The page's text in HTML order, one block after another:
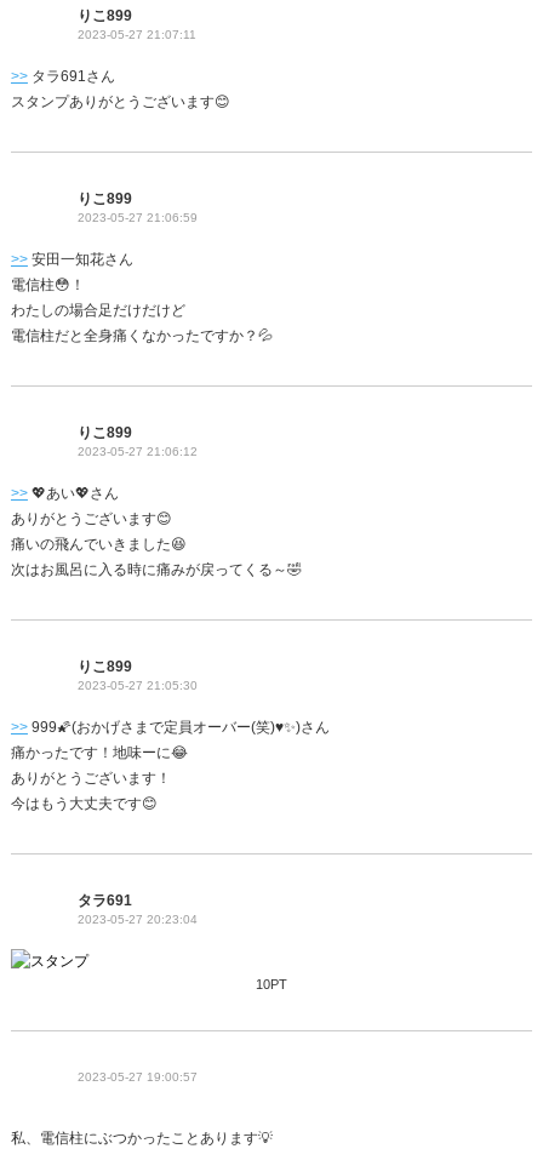
りこ899
2023-05-27 21:07:11
>>タラ691さん
スタンプありがとうございます😊
りこ899
2023-05-27 21:06:59
>>安田一知花さん
電信柱😳！
わたしの場合足だけだけど
電信柱だと全身痛くなかったですか？💦
りこ899
2023-05-27 21:06:12
>>💖あい💖さん
ありがとうございます😊
痛いの飛んでいきました😆
次はお風呂に入る時に痛みが戻ってくる～🤣
りこ899
2023-05-27 21:05:30
>>999🌠(おかげさまで定員オーバー(笑)♥️✨)さん
痛かったです！地味ーに😂
ありがとうございます！
今はもう大丈夫です😊
タラ691
2023-05-27 20:23:04
10PT
2023-05-27 19:00:57
私、電信柱にぶつかったことあります💡